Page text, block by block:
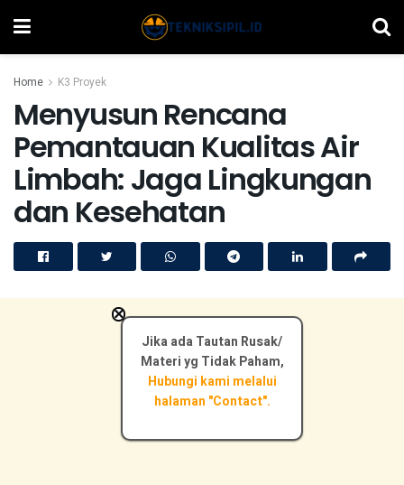
Home K3 Proyek
Menyusun Rencana
Pemantauan Kualitas Air
Limbah: Jaga Lingkungan
dan Kesehatan
Jika ada Tautan Rusak/
Materi yg Tidak Paham,
Hubungi kami melalui
halaman "Contact".
×